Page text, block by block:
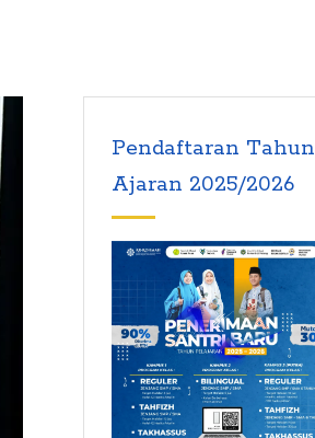
Pendaftaran Tahun
Ajaran 2025/2026